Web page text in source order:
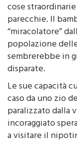
Si chiama Kong
cose
parecchie. Il
“miracolatore”
popolazione
sembrerebbe in
disparate.
Le sue capacità
caso da uno zio
paralizzato dalla
incoraggiato